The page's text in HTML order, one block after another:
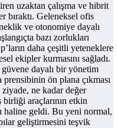
uzaktan çalışma ve hibrit
bıraktı. Geleneksel ofis
ve otonomiye dayalı
bazı zorlukları
daha çeşitli yeteneklere
ekipler kurmasını sağladı.
dayalı bir yönetim
prensibinin ön plana çıkması
ziyade, ne kadar değer
araçlarının etkin
haline geldi. Bu yeni normal,
geliştirmesini teşvik